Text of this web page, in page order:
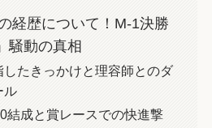
経歴について！M-1決勝
騒動の真相
したきっかけと理容師とのダ
ル
結成と賞レースでの快進撃